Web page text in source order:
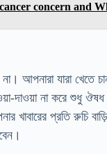
concern and
আপনারা যারা খেতে
দাওয়া না করে শুধু
খাবারের প্রতি রুচি